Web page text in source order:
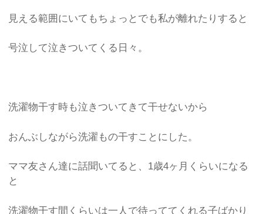
見える範囲にいてもちょっとでも私が離れたりすると
号泣して泣きついてくる日々。
洗濯物干す時も泣きついてきて干せないから
おんぶしながら洗濯もの干すことにした。
ママ友さん達に話聞いてると、1歳4ヶ月くらいになる
と
洗濯物干す間くらいは一人で待っててくれる子ばかり